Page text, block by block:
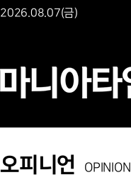
2026.08.07(금)
오피니언 OPINION